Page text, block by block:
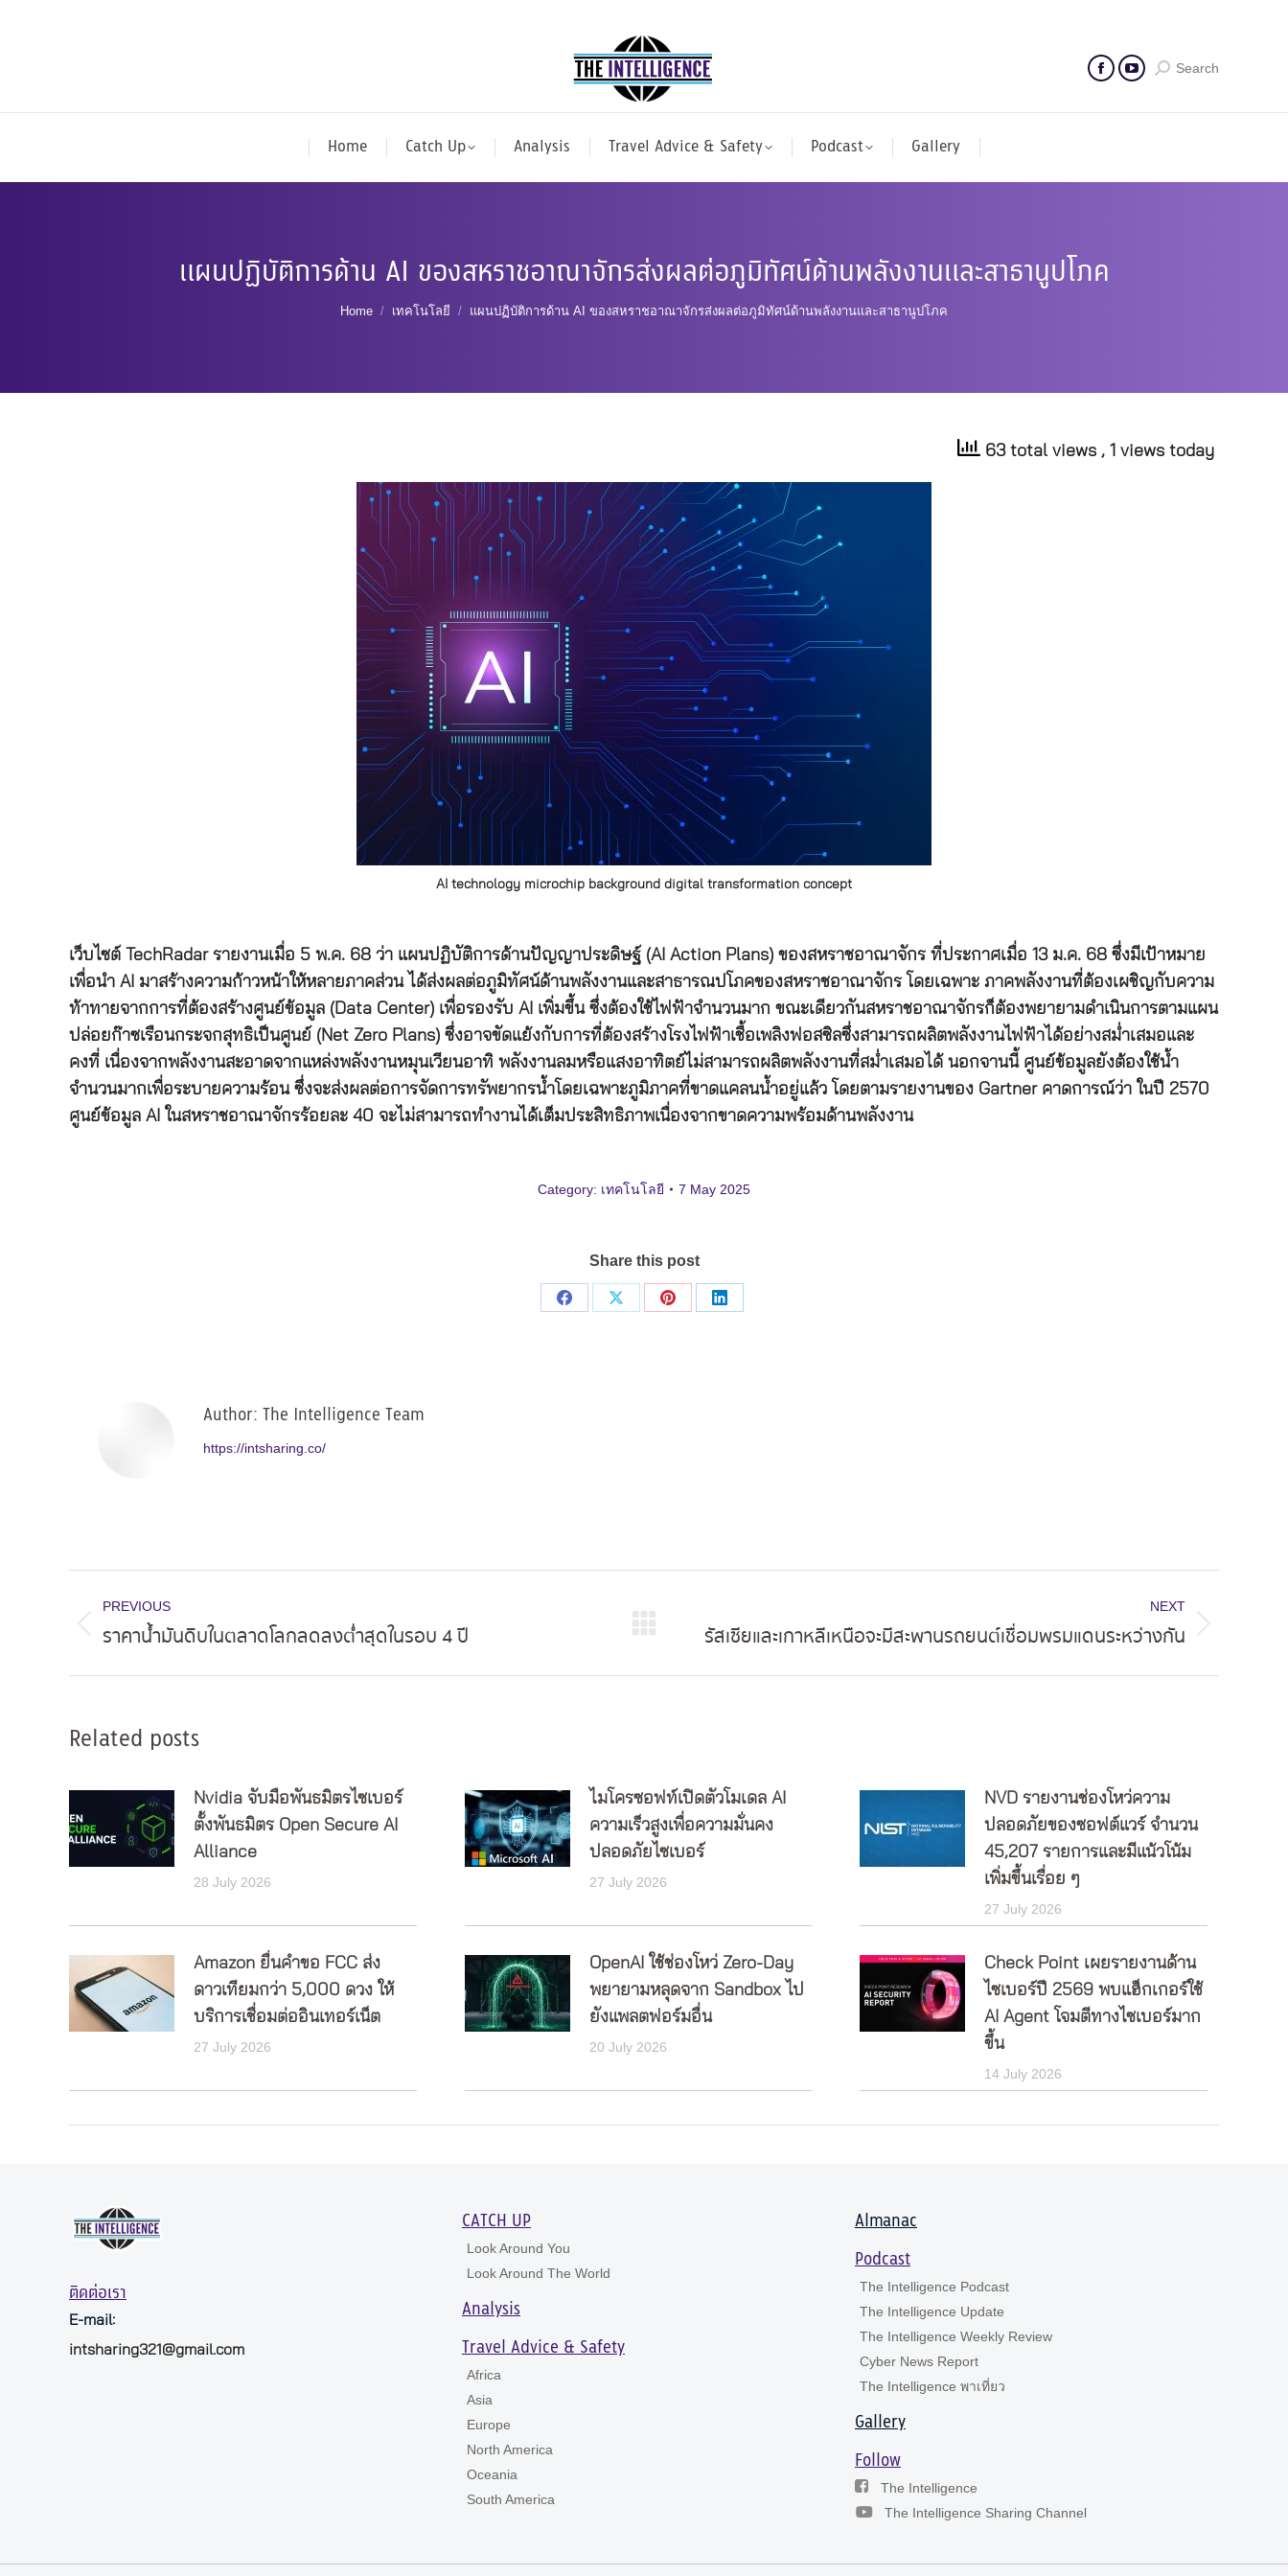
Search
Home Catch Up Analysis Travel Advice & Safety Podcast Gallery
แผนปฏิบัติการด้าน AI ของสหราชอาณาจักรส่งผลต่อภูมิทัศน์ด้านพลังงานและสาธานูปโภค
You are here:
Home เทคโนโลยี แผนปฏิบัติการด้าน AI ของสหราชอาณาจักรส่งผลต่อภูมิทัศน์ด้านพลังงานและสาธานูปโภค
63 total views , 1 views today
AI technology microchip background digital transformation concept
เว็บไซต์ TechRadar รายงานเมื่อ 5 พ.ค. 68 ว่า แผนปฏิบัติการด้านปัญญาประดิษฐ์ (AI Action Plans) ของสหราชอาณาจักร ที่ประกาศเมื่อ 13 ม.ค. 68 ซึ่งมีเป้าหมาย
เพื่อนำ AI มาสร้างความก้าวหน้าให้หลายภาคส่วน ได้ส่งผลต่อภูมิทัศน์ด้านพลังงานและสาธารณปโภคของสหราชอาณาจักร โดยเฉพาะ ภาคพลังงานที่ต้องเผชิญกับความ
ท้าทายจากการที่ต้องสร้างศูนย์ข้อมูล (Data Center) เพื่อรองรับ AI เพิ่มขึ้น ซึ่งต้องใช้ไฟฟ้าจำนวนมาก ขณะเดียวกันสหราชอาณาจักรก็ต้องพยายามดำเนินการตามแผน
ปล่อยก๊าซเรือนกระจกสุทธิเป็นศูนย์ (Net Zero Plans) ซึ่งอาจขัดแย้งกับการที่ต้องสร้างโรงไฟฟ้าเชื้อเพลิงฟอสซิลซึ่งสามารถผลิตพลังงานไฟฟ้าได้อย่างสม่ำเสมอและ
คงที่ เนื่องจากพลังงานสะอาดจากแหล่งพลังงานหมุนเวียนอาทิ พลังงานลมหรือแสงอาทิตย์ไม่สามารถผลิตพลังงานที่สม่ำเสมอได้ นอกจานนี้ ศูนย์ข้อมูลยังต้องใช้น้ำ
จำนวนมากเพื่อระบายความร้อน ซึ่งจะส่งผลต่อการจัดการทรัพยากรน้ำโดยเฉพาะภูมิภาคที่ขาดแคลนน้ำอยู่แล้ว โดยตามรายงานของ Gartner คาดการณ์ว่า ในปี 2570
ศูนย์ข้อมูล AI ในสหราชอาณาจักรร้อยละ 40 จะไม่สามารถทำงานได้เต็มประสิทธิภาพเนื่องจากขาดความพร้อมด้านพลังงาน
Category: เทคโนโลยี 7 May 2025
Share this post
Share
Share
Share
Share
Author: The Intelligence Team
https://intsharing.co/
navigation
PREVIOUS
Previous
ราคาน้ำมันดิบในตลาดโลกลดลงต่ำสุดในรอบ 4 ปี
NEXT
Next
รัสเซียและเกาหลีเหนือจะมีสะพานรถยนต์เชื่อมพรมแดนระหว่างกัน
Related posts
Nvidia จับมือพันธมิตรไซเบอร์
ตั้งพันธมิตร Open Secure AI
Alliance
28 July 2026
ไมโครซอฟท์เปิดตัวโมเดล AI
ความเร็วสูงเพื่อความมั่นคง
ปลอดภัยไซเบอร์
27 July 2026
NVD รายงานช่องโหว่ความ
ปลอดภัยของซอฟต์แวร์ จำนวน
45,207 รายการและมีแน้วโน้ม
เพิ่มขึ้นเรื่อย ๆ
27 July 2026
Amazon ยื่นคำขอ FCC ส่ง
ดาวเทียมกว่า 5,000 ดวง ให้
บริการเชื่อมต่ออินเทอร์เน็ต
27 July 2026
OpenAI ใช้ช่องโหว่ Zero-Day
พยายามหลุดจาก Sandbox ไป
ยังแพลตฟอร์มอื่น
20 July 2026
Check Point เผยรายงานด้าน
ไซเบอร์ปี 2569 พบแฮ็กเกอร์ใช้
AI Agent โจมตีทางไซเบอร์มาก
ขึ้น
14 July 2026
ติดต่อเรา
E-mail:
intsharing321@gmail.com
CATCH UP
Look Around You
Look Around The World
Analysis
Travel Advice & Safety
Africa
Asia
Europe
North America
Oceania
South America
Almanac
Podcast
The Intelligence Podcast
The Intelligence Update
The Intelligence Weekly Review
Cyber News Report
The Intelligence พาเที่ยว
Gallery
Follow
The Intelligence
The Intelligence Sharing Channel